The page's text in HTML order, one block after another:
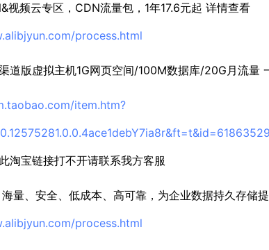
视频云专区，CDN流量包，1年17.6元起 详情查看
process.html
道版虚拟主机1G网页空间/100M数据库/20G月流量
item.htm?
此淘宝链接打不开请联系我方客服
量、安全、低成本、高可靠，为企业数据持久存储
process.html